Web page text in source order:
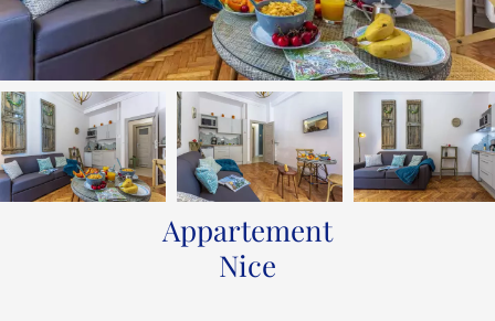
Appartement
Nice